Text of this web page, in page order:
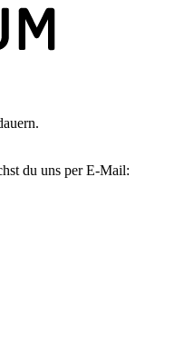
du uns per E-Mail: